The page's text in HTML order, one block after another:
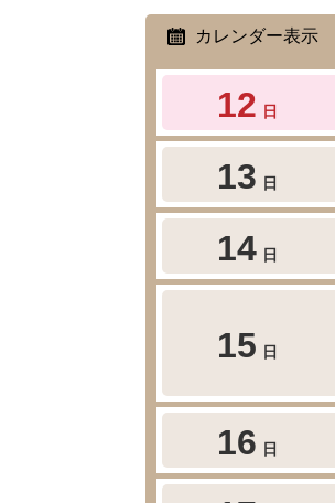
カレンダー表示
12 日
13 日
14 日
15 日
16 日